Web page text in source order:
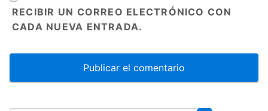
RECIBIR UN CORREO ELECTRÓNICO CON
CADA NUEVA ENTRADA.